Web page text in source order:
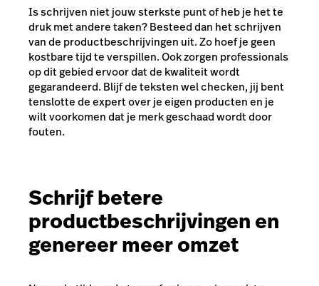
Is schrijven niet jouw sterkste punt of heb je het te
druk met andere taken? Besteed dan het schrijven
van de productbeschrijvingen uit. Zo hoef je geen
kostbare tijd te verspillen. Ook zorgen professionals
op dit gebied ervoor dat de kwaliteit wordt
gegarandeerd. Blijf de teksten wel checken, jij bent
tenslotte de expert over je eigen producten en je
wilt voorkomen dat je merk geschaad wordt door
fouten.
Schrijf betere
productbeschrijvingen en
genereer meer omzet